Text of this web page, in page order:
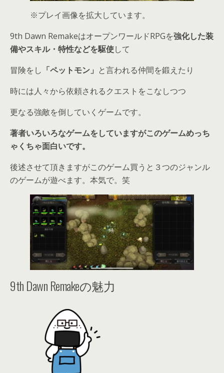
※プレイ画像を拡大しています。
9th Dawn RemakeはオープンワールドRPGを強化した装
備やスキル・特性などを駆使して
冒険をし 「ペットモン」 と言われる仲間を鍛えたり
時には人々から依頼されるクエストをこなしつつ
更なる強敵を倒していくゲームです。
著者いろいろなゲームをしていますがこのゲームめっち
ゃくちゃ面白いです。
後述させて頂きますがこのゲーム買うと３つのジャンル
のゲームが遊べます。本気で。笑
9th Dawn Remakeの魅力